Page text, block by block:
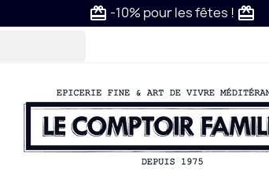
card_giftcard -10% pour les fêtes ! card_giftcard